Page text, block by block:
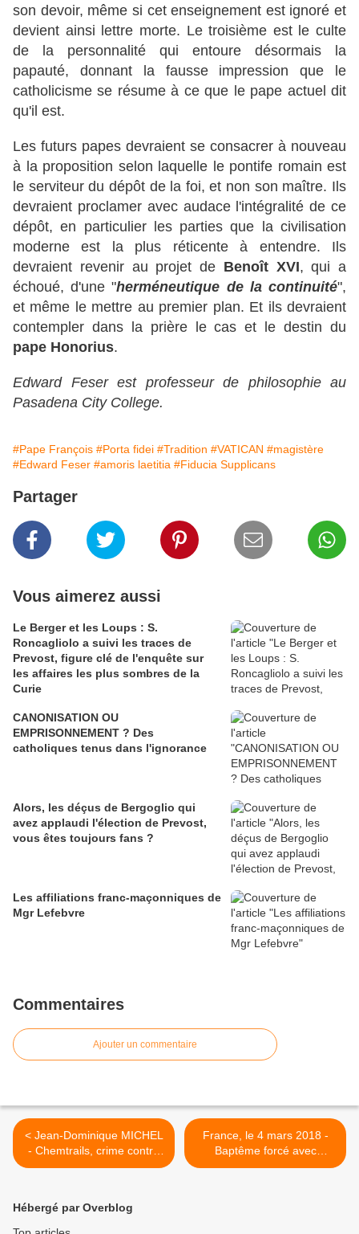
son devoir, même si cet enseignement est ignoré et
devient ainsi lettre morte. Le troisième est le culte
de la personnalité qui entoure désormais la
papauté, donnant la fausse impression que le
catholicisme se résume à ce que le pape actuel dit
qu'il est.
Les futurs papes devraient se consacrer à nouveau
à la proposition selon laquelle le pontife romain est
le serviteur du dépôt de la foi, et non son maître. Ils
devraient proclamer avec audace l'intégralité de ce
dépôt, en particulier les parties que la civilisation
moderne est la plus réticente à entendre. Ils
devraient revenir au projet de Benoît XVI, qui a
échoué, d'une "herméneutique de la continuité",
et même le mettre au premier plan. Et ils devraient
contempler dans la prière le cas et le destin du
pape Honorius.
Edward Feser est professeur de philosophie au
Pasadena City College.
#Pape François #Porta fidei #Tradition #VATICAN #magistère
#Edward Feser #amoris laetitia #Fiducia Supplicans
Partager
Vous aimerez aussi
Le Berger et les Loups : S.
Roncagliolo a suivi les traces de
Prevost, figure clé de l'enquête sur
les affaires les plus sombres de la
Curie
CANONISATION OU
EMPRISONNEMENT ? Des
catholiques tenus dans l'ignorance
Alors, les déçus de Bergoglio qui
avez applaudi l'élection de Prevost,
vous êtes toujours fans ?
Les affiliations franc-maçonniques de
Mgr Lefebvre
Commentaires
Ajouter un commentaire
< Jean-Dominique MICHEL
- Chemtrails, crime contre
l'humanité ou attrape-
France, le 4 mars 2018 -
Baptême forcé avec
séquestration d'une
Hébergé par Overblog